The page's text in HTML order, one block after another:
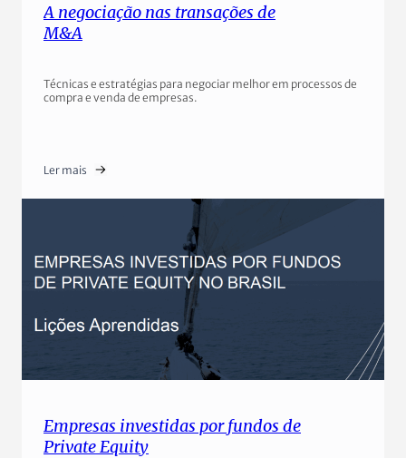
A negociação nas transações de
M&A
Técnicas e estratégias para negociar melhor em processos de
compra e venda de empresas.
Ler mais
Empresas investidas por fundos de
Private Equity